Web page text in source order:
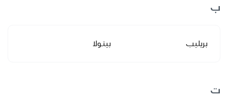
ب
بريليب بيتولا
ت